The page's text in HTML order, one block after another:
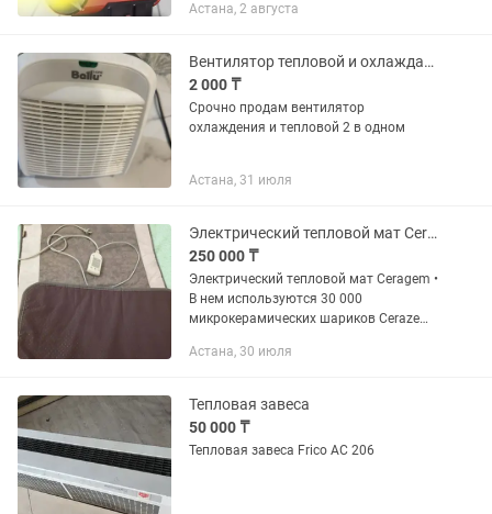
BT Топливо: газ Особенности:
Астана, 2 августа
Вентилятор тепловой и охлаждающей
2 000 ₸
Срочно продам вентилятор
охлаждения и тепловой 2 в одном
Астана, 31 июля
Электрический тепловой мат Ceragem
250 000 ₸
Электрический тепловой мат Ceragem •
В нем используются 30 000
микрокерамических шариков Cerazem
красной глины и специального
Астана, 30 июля
Тепловая завеса
50 000 ₸
Тепловая завеса Frico АС 206